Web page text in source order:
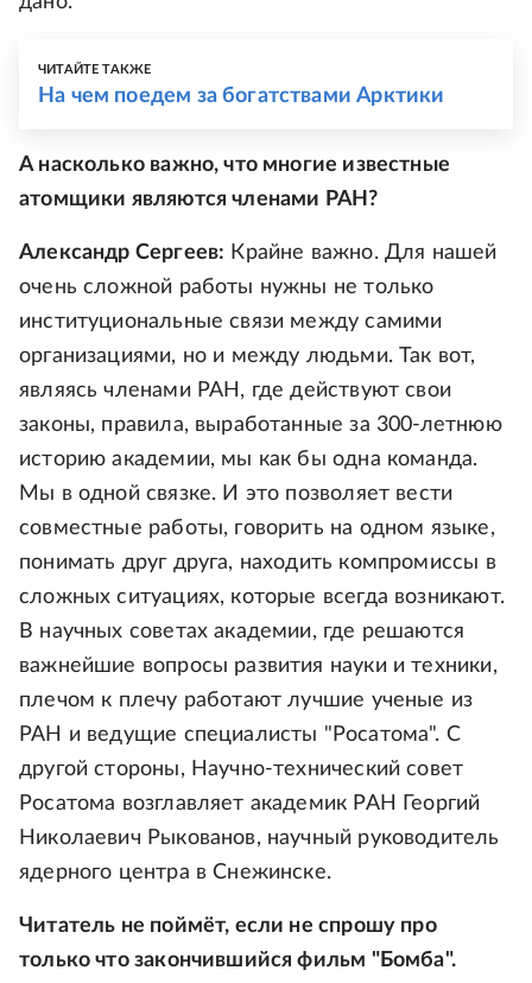
ЧИТАЙТЕ ТАКЖЕ
На чем поедем за богатствами Арктики
А насколько важно, что многие известные
атомщики являются членами РАН?
Александр Сергеев: Крайне важно. Для нашей
очень сложной работы нужны не только
институциональные связи между самими
организациями, но и между людьми. Так вот,
являясь членами РАН, где действуют свои
законы, правила, выработанные за 300-летнюю
историю академии, мы как бы одна команда.
Мы в одной связке. И это позволяет вести
совместные работы, говорить на одном языке,
понимать друг друга, находить компромиссы в
сложных ситуациях, которые всегда возникают.
В научных советах академии, где решаются
важнейшие вопросы развития науки и техники,
плечом к плечу работают лучшие ученые из
РАН и ведущие специалисты "Росатома". С
другой стороны, Научно-технический совет
Росатома возглавляет академик РАН Георгий
Николаевич Рыкованов, научный руководитель
ядерного центра в Снежинске.
Читатель не поймёт, если не спрошу про
только что закончившийся фильм "Бомба".